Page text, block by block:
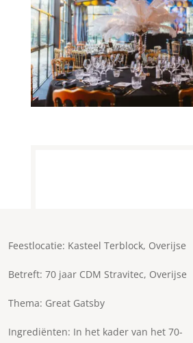
Feestlocatie: Kasteel Terblock, Overijse
Betreft: 70 jaar CDM Stravitec, Overijse
Thema: Great Gatsby
Ingrediënten: In het kader van het 70-